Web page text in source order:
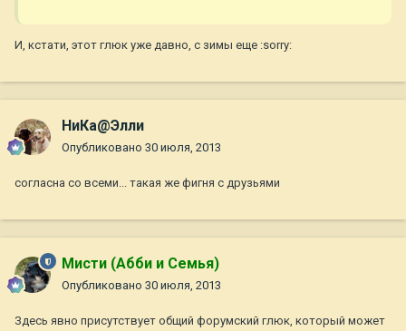
И, кстати, этот глюк уже давно, с зимы еще :sorry:
НиКа@Элли
Опубликовано 30 июля, 2013
согласна со всеми... такая же фигня с друзьями
Мисти (Абби и Семья)
Опубликовано 30 июля, 2013
Здесь явно присутствует общий форумский глюк, который может